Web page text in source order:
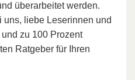
überarbeitet werden.
liebe Leserinnen und
zu 100 Prozent
Ratgeber für Ihren